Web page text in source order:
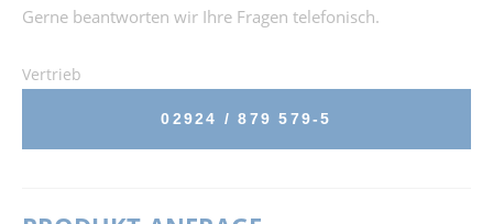
Gerne beantworten wir Ihre Fragen telefonisch.
Vertrieb
02924 / 879 579-5